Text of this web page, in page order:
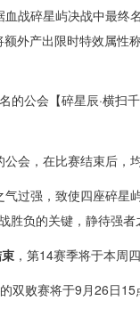
血战碎星屿决战中最
外产出限时特效属性
的公会【碎星辰·横
会，在比赛结束后，
气过强，致使四座碎
负的关键，静待强者
，第14赛季将于本周
的双败赛将于9月26日15